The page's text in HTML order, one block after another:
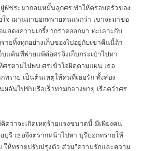
พัชระมาถอนหมั้นลูกศร ทำให้ครอบครัวของ
ใจ ฌานมาบอกทรายคนแรกว่า เขาจะมาขอ
สดงความเกรี้ยวกราดออกมา ทะเลาะกับ
ยทิ้งทุกอย่างเก็บของไปอยู่กับเขาคืนนี้ถ้า
บแค้นที่พ่ายแพ้ต่อศรจึงเก็บกระเป๋าไปหา
รตามไปพบ ศรเข้าใจผิดตามแผน เธอ
ทราย เป็นต้นเหตุให้คนที่เธอรัก ทั้งสอง
ผลันไปขับเรือเร็วท่ามกลางพายุ เรือคว่ำศร
คิดว่าจะเกิดเหตุร้ายแรงขนาดนี้ มีเพียงคน
บุรี เธอจึงตรากหน้าไปหา บุรีบอกทรายให้
ให้ทรายปรับปรุงตัว ส่วน”ความรักและความ